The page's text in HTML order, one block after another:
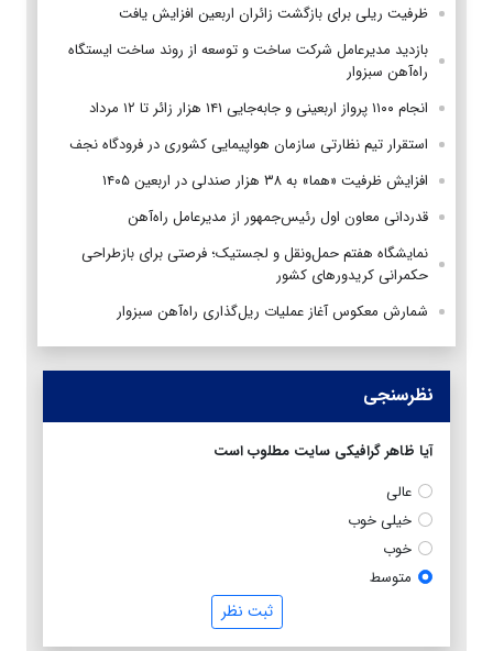
ظرفیت ریلی برای بازگشت زائران اربعین افزایش یافت
بازدید مدیرعامل شرکت ساخت و توسعه از روند ساخت ایستگاه
راه‌آهن سبزوار
انجام ۱۱۰۰ پرواز اربعینی و جابه‌جایی ۱۴۱ هزار زائر تا ۱۲ مرداد
استقرار تیم‌ نظارتی سازمان هواپیمایی کشوری در فرودگاه نجف
افزایش ظرفیت «هما» به ۳۸ هزار صندلی در اربعین ۱۴۰۵
قدردانی معاون اول رئیس‌جمهور از مدیرعامل راه‌آهن
نمایشگاه هفتم حمل‌ونقل و لجستیک؛ فرصتی برای بازطراحی
حکمرانی کریدورهای کشور
شمارش معکوس آغاز عملیات ریل‌گذاری راه‌آهن سبزوار
نظرسنجی
آیا ظاهر گرافیکی سایت مطلوب است
عالی
خیلی خوب
خوب
متوسط
ثبت نظر